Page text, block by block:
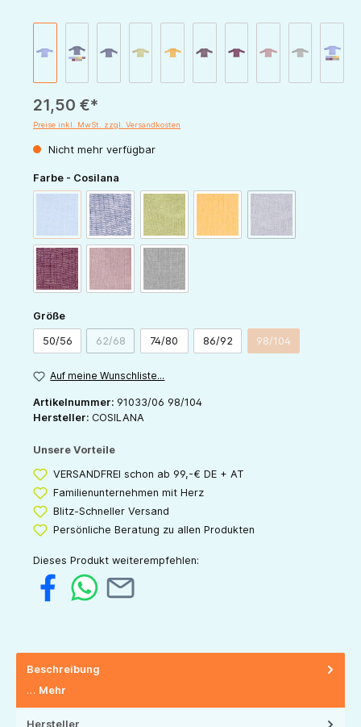
21,50 €*
Preise inkl. MwSt. zzgl. Versandkosten
Nicht mehr verfügbar
Farbe - Cosilana
blau-meliert
(Diese Option ist zurzeit nicht verfügbar.)
marine-meliertgrün-meliert gelb-meliertpflaume-meliert
(Diese Option ist
weinrot-meliertrosa-meliertgrau-meliert
Größeauswählen
50/56 62/68(Diese Option ist zurzeit nicht verfügbar.)
74/80 86/92 98/104(Diese Option ist
Auf meine Wunschliste...
Artikelnummer: 91033/06 98/104
Hersteller: COSILANA
Unsere Vorteile
VERSANDFREI schon ab 99,-€ DE + AT
Familienunternehmen mit Herz
Blitz-Schneller Versand
Persönliche Beratung zu allen Produkten
Dieses Produkt weiterempfehlen:
Beschreibung
… Mehr
Hersteller